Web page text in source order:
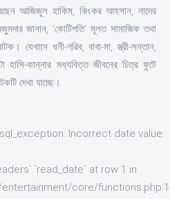
আজিজুল হাকিম, কিংকর আহসান, নাদের
জানান, ‘কোটিপতি’ মূলত সামাজিক তথা
যেখানে ধনী-গরিব, বাবা-মা, স্ত্রী-সন্তান,
হাসি-কান্নার মধ্যবিত্ত জীবনের চিত্র ফুটে
দেখা যাচ্ছে।
Incorrect date value:
at row 1 in
core/